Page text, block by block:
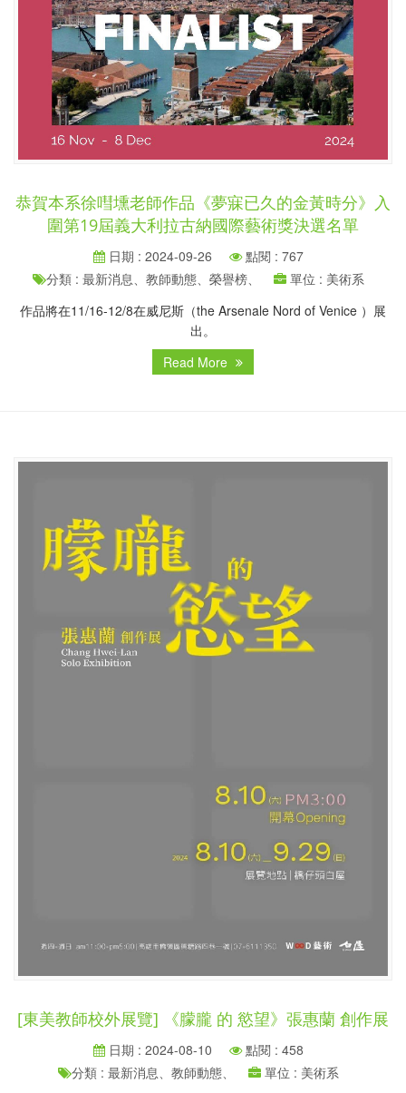
恭賀本系徐嘒壎老師作品《夢寐已久的金黃時分》入
圍第19屆義大利拉古納國際藝術獎決選名單
日期 : 2024-09-26
點閱 : 767
分類 : 最新消息、教師動態、榮譽榜、
單位 : 美術系
作品將在11/16-12/8在威尼斯（the Arsenale Nord of Venice ）展
出。
Read More
[東美教師校外展覽] 《朦朧 的 慾望》張惠蘭 創作展
日期 : 2024-08-10
點閱 : 458
分類 : 最新消息、教師動態、
單位 : 美術系